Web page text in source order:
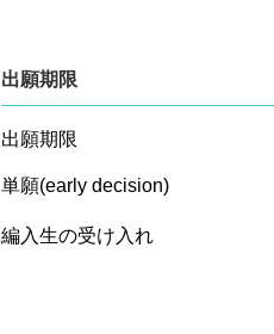
出願期限
出願期限
単願(early decision)
編入生の受け入れ